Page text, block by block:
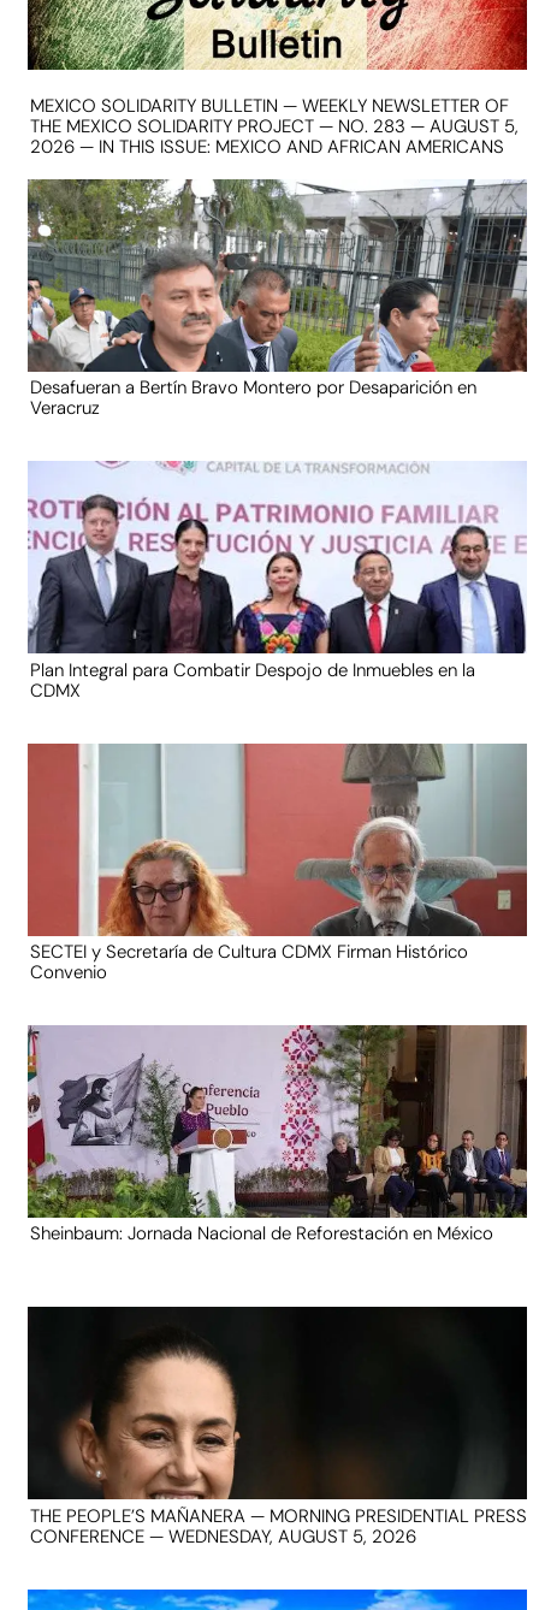
MEXICO SOLIDARITY BULLETIN — WEEKLY NEWSLETTER OF
THE MEXICO SOLIDARITY PROJECT — NO. 283 — AUGUST 5,
2026 — IN THIS ISSUE: MEXICO AND AFRICAN AMERICANS
Desafueran a Bertín Bravo Montero por Desaparición en
Veracruz
Plan Integral para Combatir Despojo de Inmuebles en la
CDMX
SECTEI y Secretaría de Cultura CDMX Firman Histórico
Convenio
Sheinbaum: Jornada Nacional de Reforestación en México
THE PEOPLE’S MAÑANERA — MORNING PRESIDENTIAL PRESS
CONFERENCE — WEDNESDAY, AUGUST 5, 2026